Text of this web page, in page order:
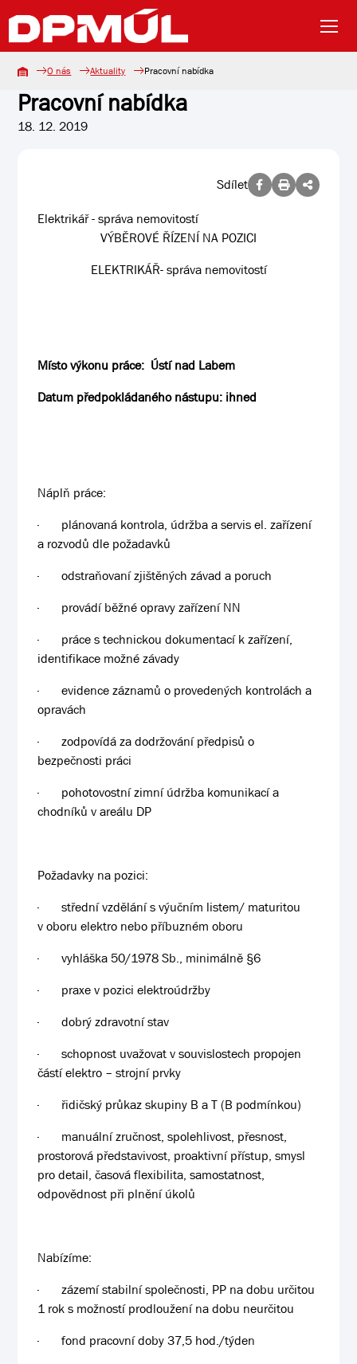
O nás Aktuality Pracovní nabídka
Pracovní nabídka
18. 12. 2019
Sdílet
Elektrikář - správa nemovitostí
VÝBĚROVÉ ŘÍZENÍ NA POZICI
ELEKTRIKÁŘ- správa nemovitostí
Místo výkonu práce: Ústí nad Labem
Datum předpokládaného nástupu: ihned
Náplň práce:
·
plánovaná kontrola, údržba a servis el. zařízení
a rozvodů dle požadavků
·
odstraňovaní zjištěných závad a poruch
·
provádí běžné opravy zařízení NN
·
práce s technickou dokumentací k zařízení,
identifikace možné závady
·
evidence záznamů o provedených kontrolách a
opravách
·
zodpovídá za dodržování předpisů o
bezpečnosti práci
·
pohotovostní zimní údržba komunikací a
chodníků v areálu DP
Požadavky na pozici:
·
střední vzdělání s výučním listem/ maturitou
v oboru elektro nebo příbuzném oboru
·
vyhláška 50/1978 Sb., minimálně §6
·
praxe v pozici elektroúdržby
·
dobrý zdravotní stav
·
schopnost uvažovat v souvislostech propojen
částí elektro – strojní prvky
·
řidičský průkaz skupiny B a T (B podmínkou)
·
manuální zručnost, spolehlivost, přesnost,
prostorová představivost, proaktivní přístup, smysl
pro detail, časová flexibilita, samostatnost,
odpovědnost při plnění úkolů
Nabízíme:
·
zázemí stabilní společnosti, PP na dobu určitou
1 rok s možností prodloužení na dobu neurčitou
·
fond pracovní doby 37,5 hod./týden